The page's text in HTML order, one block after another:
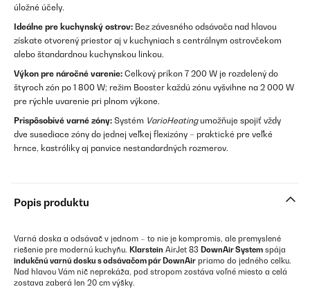
úložné účely.
Ideálne pre kuchynský ostrov: Bez závesného odsávača nad hlavou
získate otvorený priestor aj v kuchyniach s centrálnym ostrovčekom
alebo štandardnou kuchynskou linkou.
Výkon pre náročné varenie: Celkový príkon 7 200 W je rozdelený do
štyroch zón po 1 800 W; režim Booster každú zónu vyšvihne na 2 000 W
pre rýchle uvarenie pri plnom výkone.
Prispôsobivé varné zóny: Systém VarioHeatingumožňuje spojiť vždy
dve susediace zóny do jednej veľkej flexizóny – praktické pre veľké
hrnce, kastróliky aj panvice nestandardných rozmerov.
Popis produktu
Varná doska a odsávač v jednom – to nie je kompromis, ale premyslené
riešenie pre modernú kuchyňu. Klarstein AirJet 83 DownAir System spája
indukčnú varnú dosku s odsávačom pár DownAir priamo do jedného celku.
Nad hlavou Vám nič neprekáža, pod stropom zostáva voľné miesto a celá
zostava zaberá len 20 cm výšky.